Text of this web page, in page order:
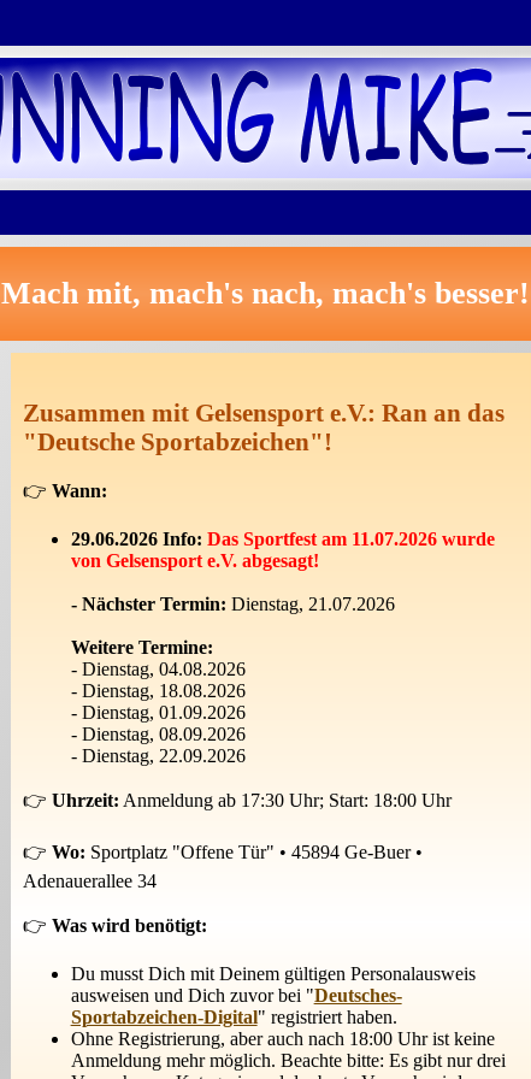
Mach mit, mach's nach, mach's besser!
Zusammen mit Gelsensport e.V.: Ran an das
"Deutsche Sportabzeichen"!
👉 Wann:
29.06.2026 Info: Das Sportfest am 11.07.2026 wurde
von Gelsensport e.V. abgesagt!
- Nächster Termin: Dienstag, 21.07.2026
Weitere Termine:
- Dienstag, 04.08.2026
- Dienstag, 18.08.2026
- Dienstag, 01.09.2026
- Dienstag, 08.09.2026
- Dienstag, 22.09.2026
👉 Uhrzeit: Anmeldung ab 17:30 Uhr; Start: 18:00 Uhr
👉 Wo: Sportplatz "Offene Tür" • 45894 Ge-Buer •
Adenauerallee 34
👉 Was wird benötigt:
Du musst Dich mit Deinem gültigen Personalausweis
ausweisen und Dich zuvor bei "Deutsches-
Sportabzeichen-Digital" registriert haben.
Ohne Registrierung, aber auch nach 18:00 Uhr ist keine
Anmeldung mehr möglich. Beachte bitte: Es gibt nur drei